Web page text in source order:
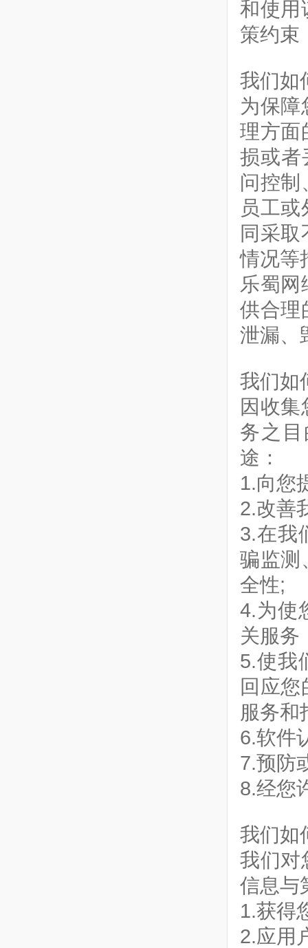
和使用
策约束
我们如
为保障
理方面
损或者
问控制
员工
同采
情况等
乐蜀
供合理
泄漏、
我们如
因收
务之
途：
1.向您
2.改善
3.在我
骗监测
全性;
4.为使
关服务
5.使我
回应
服务和
6.软件
7.预防
8.经您
我们如
我们对
信息与
1.获得
2.应用